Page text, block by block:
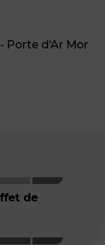
Porte d'Ar Mor
de